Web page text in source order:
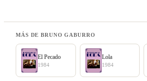
MÁS DE BRUNO GABURRO
El Pecado
1984
Lola
1984